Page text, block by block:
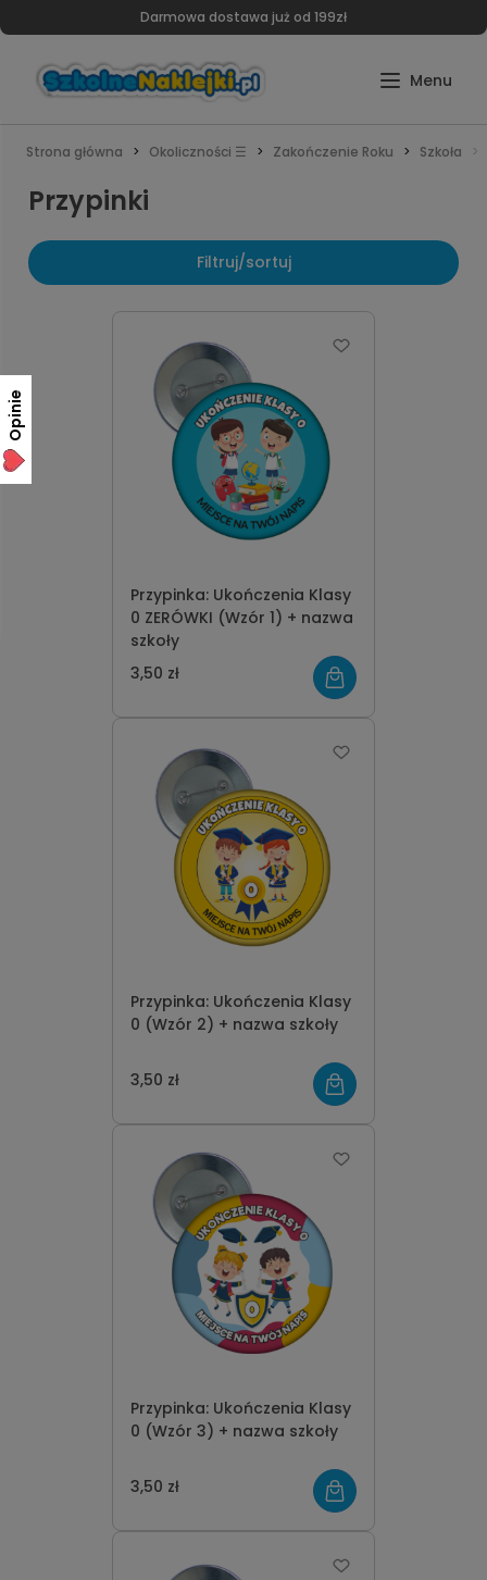
Darmowa dostawa już od 199zł
Strona główna Okoliczności ☰ Zakończenie Roku Szkoła
Przypinki
Filtruj/sortuj
Przypinka: Ukończenia Klasy
0 ZERÓWKI (Wzór 1) + nazwa
szkoły
3,50 zł
Przypinka: Ukończenia Klasy
0 (Wzór 2) + nazwa szkoły
3,50 zł
Przypinka: Ukończenia Klasy
0 (Wzór 3) + nazwa szkoły
3,50 zł
Opinie